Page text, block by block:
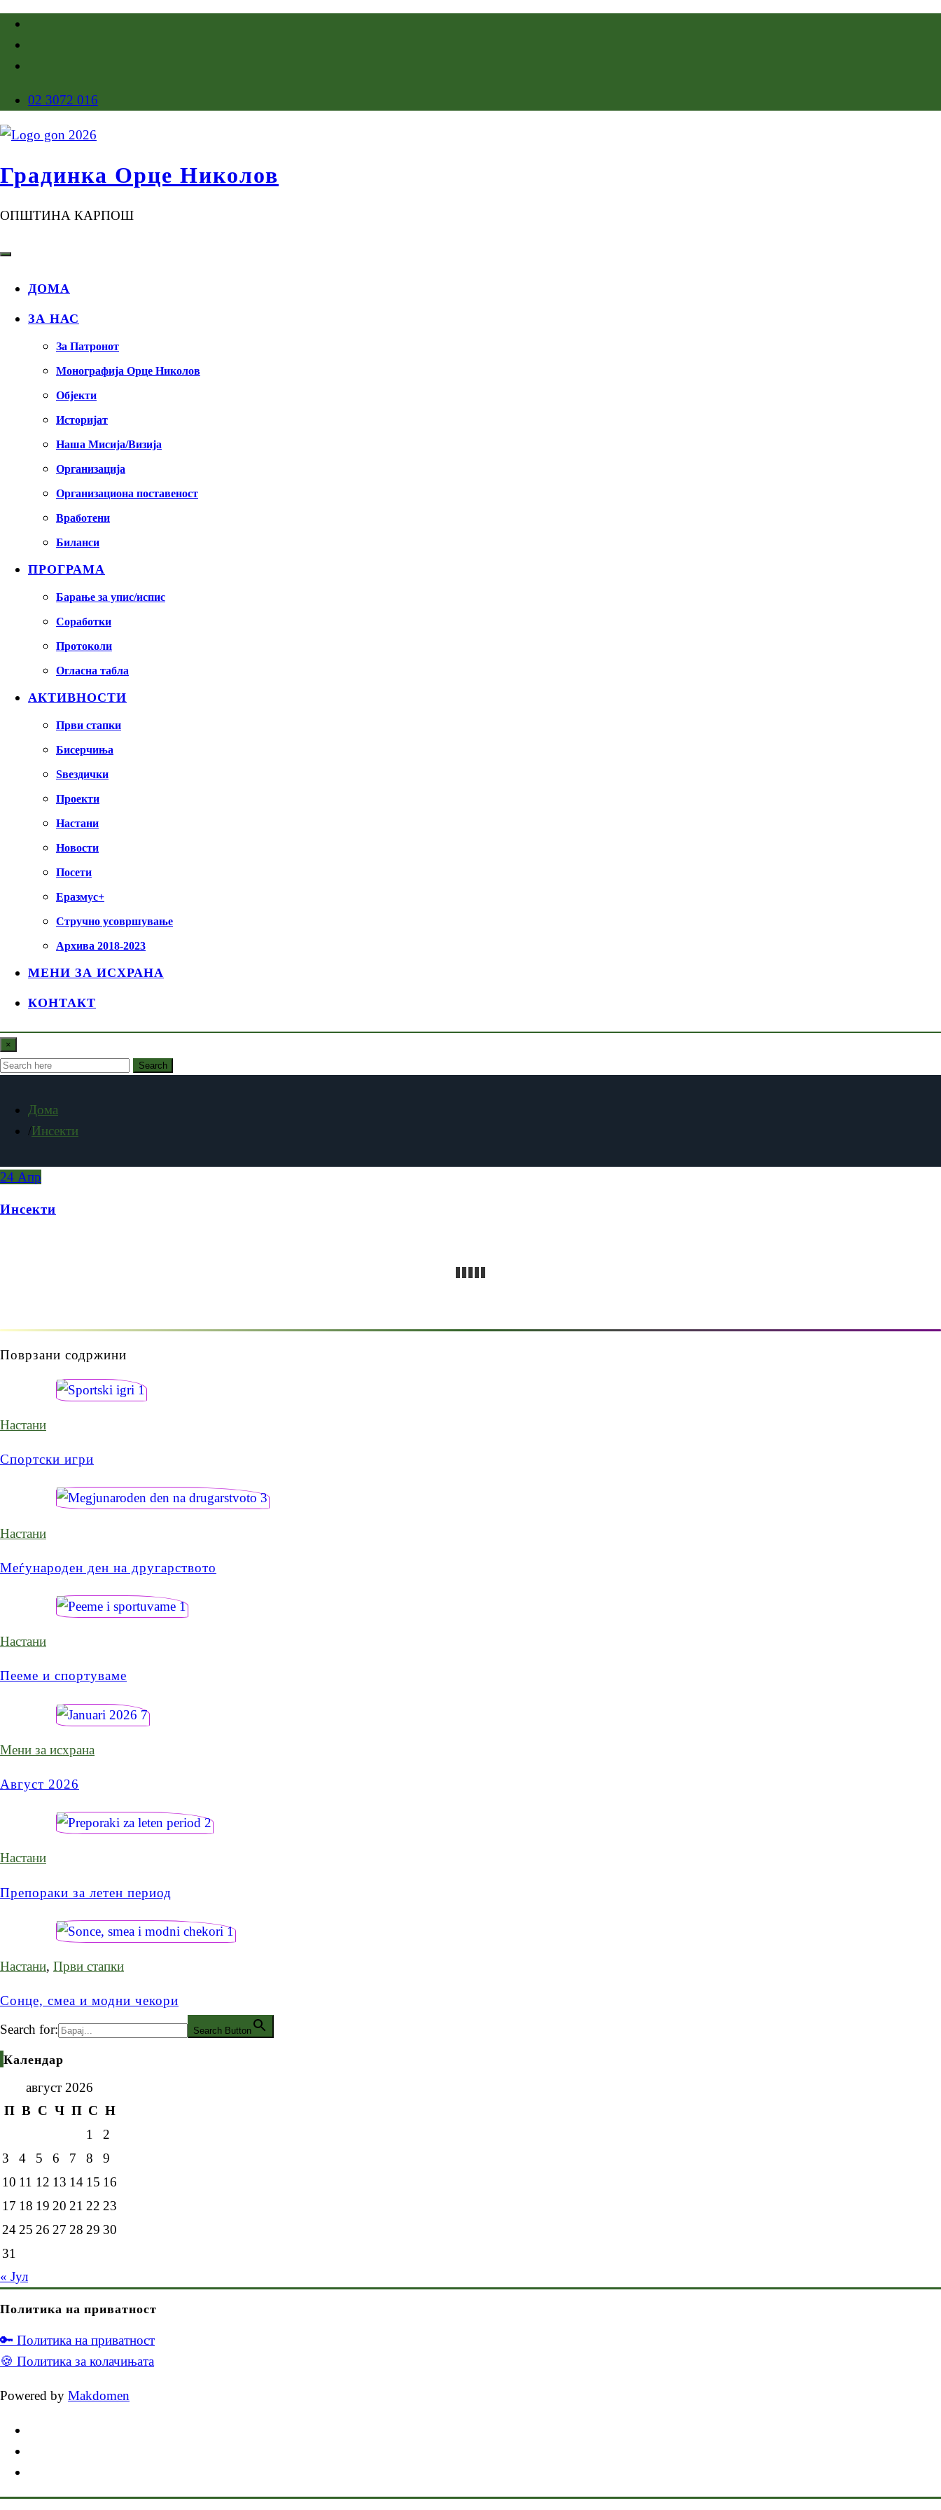
02 3072 016
Градинка Орце Николов
ОПШТИНА КАРПОШ
ДОМА
ЗА НАС
За Патронот
Монографија Орце Николов
Објекти
Историјат
Наша Мисија/Визија
Организација
Организациона поставеност
Вработени
Биланси
ПРОГРАМА
Барање за упис/испис
Соработки
Протоколи
Огласна табла
АКТИВНОСТИ
Први стапки
Бисерчиња
Ѕвездички
Проекти
Настани
Новости
Посети
Еразмус+
Стручно усовршување
Архива 2018-2023
МЕНИ ЗА ИСХРАНА
КОНТАКТ
×
Search
Дома
Инсекти
24 Апр
Инсекти
Поврзани содржини
Настани
Спортски игри
Настани
Меѓународен ден на другарството
Настани
Пееме и спортуваме
Мени за исхрана
Август 2026
Настани
Препораки за летен период
Настани, Први стапки
Сонце, смеа и модни чекори
Search for:
Search Button
Календар
август 2026
П В С Ч П С Н
1
2
3
4 5 6 7 8
9
10 11 12 13 14 15 16
17 18 19 20 21 22 23
2425 26 27 28 29 30
31
« Јул
Политика на приватност
🔑 Политика на приватност
🍪 Политика за колачињата
Powered by Makdomen